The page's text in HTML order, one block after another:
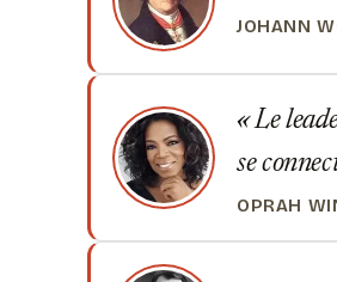
JOHANN
Le
se
OPRAH